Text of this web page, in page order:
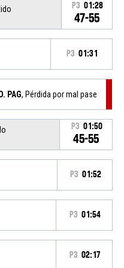
P3 01:28
47-55
P3 01:31
PAG, Pérdida por mal pase
P3 01:50
45-55
P3 01:52
P3 01:54
P3 02:17